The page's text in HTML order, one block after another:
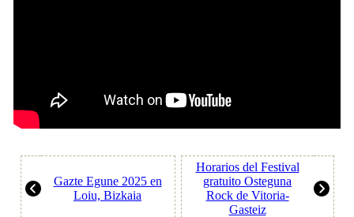
Gazte Egune 2025 en
Loiu, Bizkaia
Horarios del Festival
gratuito Osteguna
Rock de Vitoria-
Gasteiz